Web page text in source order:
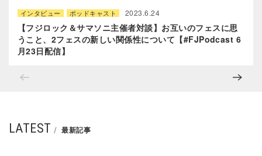
インタビュー ポッドキャスト 2023.6.24
【フジロック＆サマソニ主催者対談】お互いのフェスに思
うこと、2フェスの新しい関係性について【#FJPodcast 6
月23日配信】
LATEST 最新記事